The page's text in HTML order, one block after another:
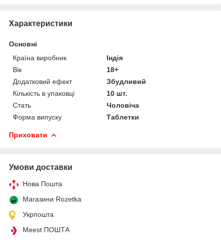
Характеристики
Основні
Країна виробник
Індія
Вік
18+
Додатковий ефект
Збудливий
Кількість в упаковці
10 шт.
Стать
Чоловіча
Форма випуску
Таблетки
Приховати
Умови доставки
Нова Пошта
Магазини Rozetka
Укрпошта
Meest ПОШТА